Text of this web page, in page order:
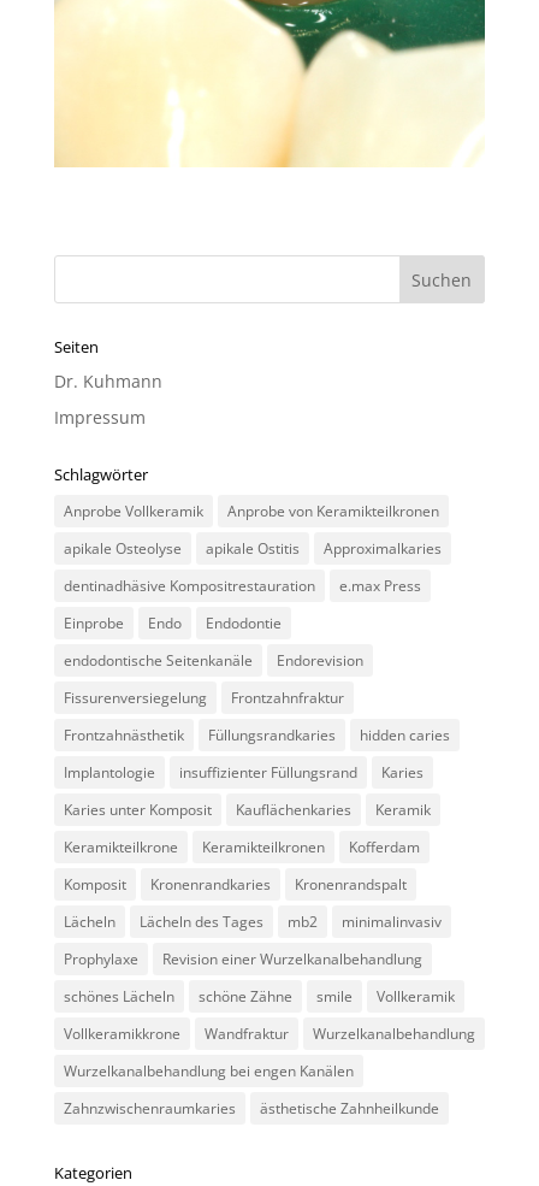
Seiten
Dr. Kuhmann
Impressum
Schlagwörter
Anprobe Vollkeramik
Anprobe von Keramikteilkronen
apikale Osteolyse
apikale Ostitis
Approximalkaries
dentinadhäsive Kompositrestauration
e.max Press
Einprobe
Endo
Endodontie
endodontische Seitenkanäle
Endorevision
Fissurenversiegelung
Frontzahnfraktur
Frontzahnästhetik
Füllungsrandkaries
hidden caries
Implantologie
insuffizienter Füllungsrand
Karies
Karies unter Komposit
Kauflächenkaries
Keramik
Keramikteilkrone
Keramikteilkronen
Kofferdam
Komposit
Kronenrandkaries
Kronenrandspalt
Lächeln
Lächeln des Tages mb2
minimalinvasiv
Prophylaxe
Revision einer Wurzelkanalbehandlung
schönes Lächeln
schöne Zähne smile
Vollkeramik
Vollkeramikkrone
Wandfraktur
Wurzelkanalbehandlung
Wurzelkanalbehandlung bei engen Kanälen
Zahnzwischenraumkaries
ästhetische Zahnheilkunde
Kategorien